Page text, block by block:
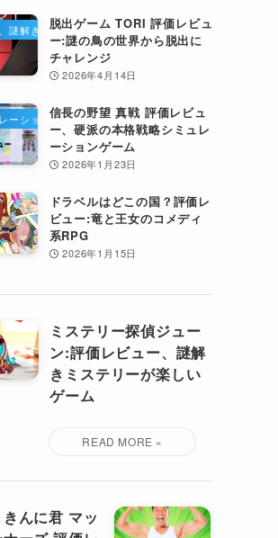
謎解き
脱出ゲーム TORI 評価レビュ
ー:謎の鳥の世界から脱出に
チャレンジ
2026年4月14日
ーション信長の野望 真戦 評価レビュ
ー、硬派の本格戦略シミュレ
ーションゲーム
2026年1月23日
ドラベルはどこの国？評価レ
ビュー:竜と王女のコメディ
系RPG
2026年1月15日
ミステリー探偵ジュー
ン:評価レビュー、謎解
きミステリーが楽しい
ゲーム
んに君 マッ